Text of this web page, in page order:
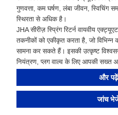
गुणवत्ता, कम घर्षण, लंबा जीवन, स्विचिंग
स्थिरता से अधिक है।
JHA सीरीज़ स्प्रिंग रिटर्न वायवीय
तकनीकों को एकीकृत करता है, जो विभिन्न
सामना कर सकते हैं। इसकी उत्कृष्ट
नियंत्रण, प्लग वाल्व के लिए आपकी सख्त
और पढ़ें
जांच